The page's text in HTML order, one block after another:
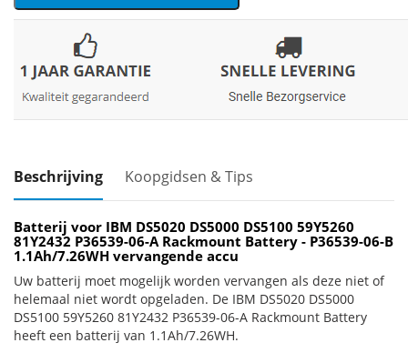
Beschrijving Koopgidsen & Tips
Batterij voor IBM DS5020 DS5000 DS5100 59Y5260
81Y2432 P36539-06-A Rackmount Battery - P36539-06-B
1.1Ah/7.26WH vervangende accu
Uw batterij moet mogelijk worden vervangen als deze niet of
helemaal niet wordt opgeladen. De IBM DS5020 DS5000
DS5100 59Y5260 81Y2432 P36539-06-A Rackmount Battery
heeft een batterij van 1.1Ah/7.26WH.